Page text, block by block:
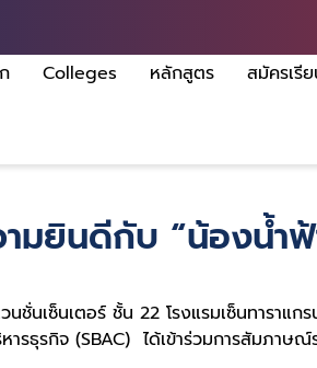
Colleges หลักสูตร สมัครเรี
มยินดีกับ “น้องน้ำ
นเซ็นเตอร์ ชั้น 22 โรงแรมเซ็นทาราแ
ารธุรกิจ (SBAC) ได้เข้าร่วมการสัมภา